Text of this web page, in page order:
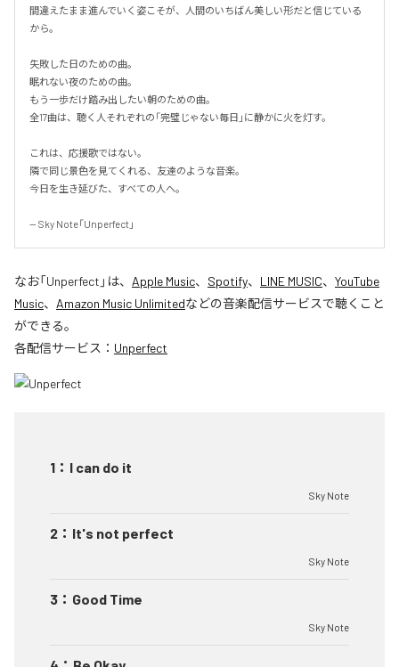
間違えたまま進んでいく姿こそが、人間のいちばん美しい形だと信じている
から。
失敗した日のための曲。
眠れない夜のための曲。
もう一歩だけ踏み出したい朝のための曲。
全17曲は、聴く人それぞれの「完璧じゃない毎日」に静かに火を灯す。
これは、応援歌ではない。
隣で同じ景色を見てくれる、友達のような音楽。
今日を生き延びた、すべての人へ。
-- Sky Note「Unperfect」
なお「Unperfect 」は、 Apple Music、 Spotify、 LINE MUSIC、 YouTube
Music、 Amazon Music Unlimitedなどの音楽配信サービスで聴くこと
ができる。
各配信サービス： Unperfect
1 ： I can do it
Sky Note
2 ： It's not perfect
Sky Note
3 ： Good Time
Sky Note